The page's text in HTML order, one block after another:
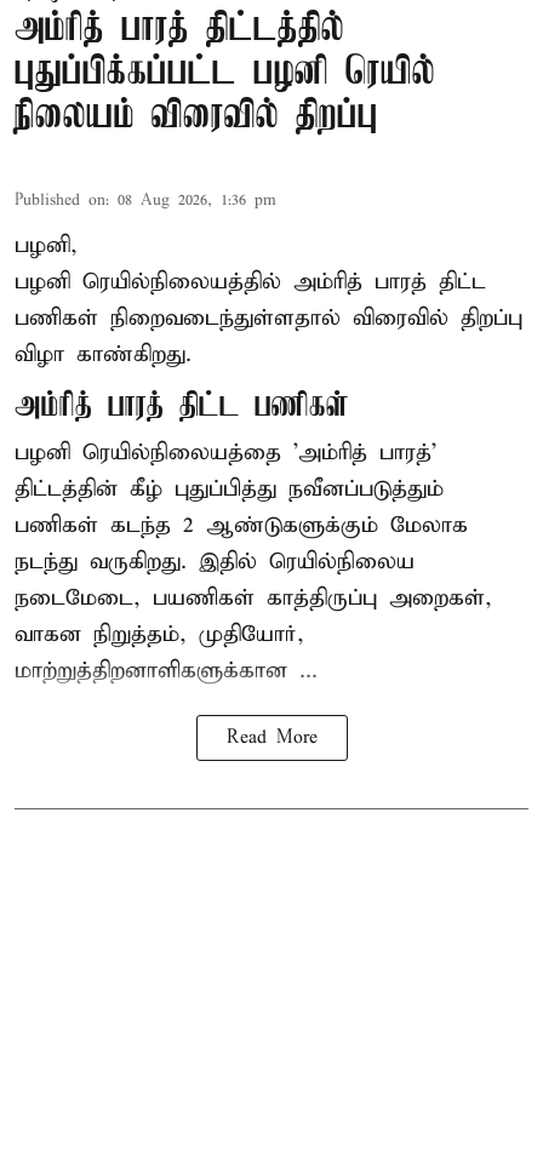
அம்ரித் பாரத் திட்டத்தில்
புதுப்பிக்கப்பட்ட பழனி ரெயில்
நிலையம் விரைவில் திறப்பு
Published on: 08 Aug 2026, 1:36 pm
பழனி,
பழனி ரெயில்நிலையத்தில் அம்ரித் பாரத் திட்ட
பணிகள் நிறைவடைந்துள்ளதால் விரைவில் திறப்பு
விழா காண்கிறது.
அம்ரித் பாரத் திட்ட பணிகள்
பழனி ரெயில்நிலையத்தை 'அம்ரித் பாரத்'
திட்டத்தின் கீழ் புதுப்பித்து நவீனப்படுத்தும்
பணிகள் கடந்த 2 ஆண்டுகளுக்கும் மேலாக
நடந்து வருகிறது. இதில் ரெயில்நிலைய
நடைமேடை, பயணிகள் காத்திருப்பு அறைகள்,
வாகன நிறுத்தம், முதியோர்,
மாற்றுத்திறனாளிகளுக்கான ...
Read More